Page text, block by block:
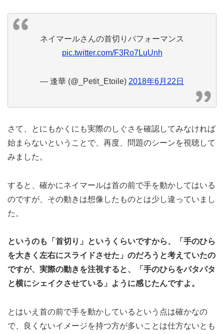
ネイマールさんの首切りパフォーマンス
pic.twitter.com/F3Ro7LuUnh
— 逢華 (@_Petit_Etoile) 2018年6月22日
さて、とにもかくにも実際のしぐさを確認してみなければ
始まらないということで、再度、問題のシーンを視聴して
みました。
すると、確かにネイマールは首の前で手を動かしてはいる
のですが、その動きは想像したものとは少し違っていまし
た。
というのも「首切り」というくらいですから、「手のひら
を大きく左右にスライドさせた」のだろうと考えていたの
ですが、実際の動きを注視すると、「手のひらをパタパタ
と横にシェイクさせている」ように感じたんですよ。
とはいえ首の前で手を動かしているという点は確かなの
で、良くないイメージを持つ方が多いことは仕方ないとも